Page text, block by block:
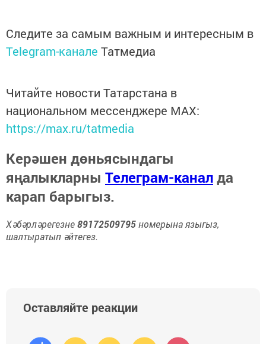
Следите за самым важным и интересным в
Telegram-канале Татмедиа
Читайте новости Татарстана в
национальном мессенджере MАХ:
https://max.ru/tatmedia
Керәшен дөньясындагы
яңалыкларны Телеграм-каналда
карап барыгыз.
Хәбәрләрегезне89172509795номерына языгыз,
шалтыратып әйтегез.
Оставляйте реакции